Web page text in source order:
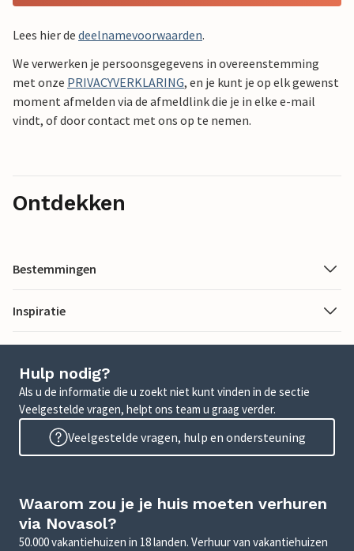
Lees hier de deelnamevoorwaarden.
We verwerken je persoonsgegevens in overeenstemming
met onze PRIVACYVERKLARING, en je kunt je op elk gewenst
moment afmelden via de afmeldlink die je in elke e-mail
vindt, of door contact met ons op te nemen.
Ontdekken
Bestemmingen
Inspiratie
Hulp nodig?
Als u de informatie die u zoekt niet kunt vinden in de sectie
Veelgestelde vragen, helpt ons team u graag verder.
Veelgestelde vragen, hulp en ondersteuning
Waarom zou je je huis moeten verhuren
via Novasol?
50.000 vakantiehuizen in 18 landen. Verhuur van vakantiehuizen